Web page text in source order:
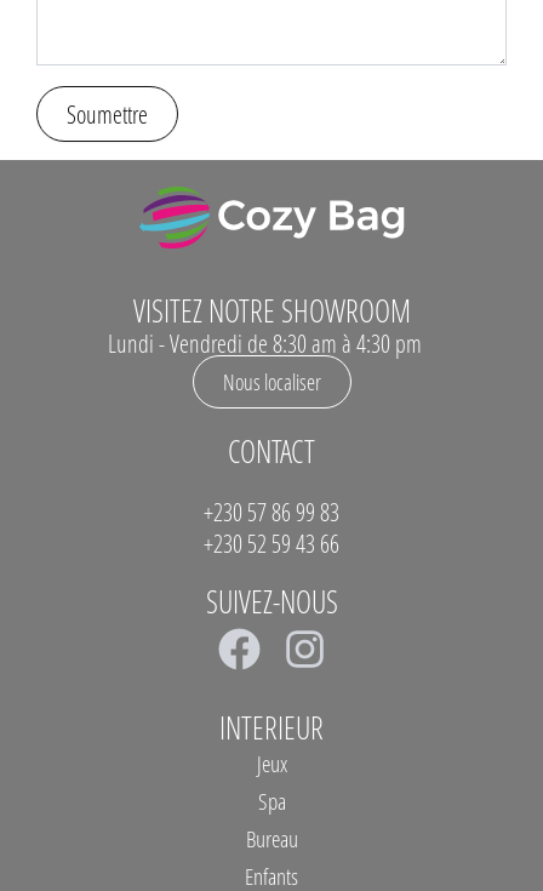
Soumettre
VISITEZ NOTRE SHOWROOM
Lundi - Vendredi de 8:30 am à 4:30 pm
Nous localiser
CONTACT
+230 57 86 99 83
+230 52 59 43 66
SUIVEZ-NOUS
F
a
c
o
I
n
s
INTERIEUR
Jeux
Spa
Bureau
Enfants